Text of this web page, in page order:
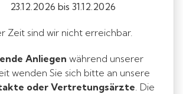
23.12.2026 bis 31.12.2026
Zeit sind wir nicht erreichbar.
Anliegen während unserer
wenden Sie sich bitte an unsere
oder Vertretungsärzte. Die